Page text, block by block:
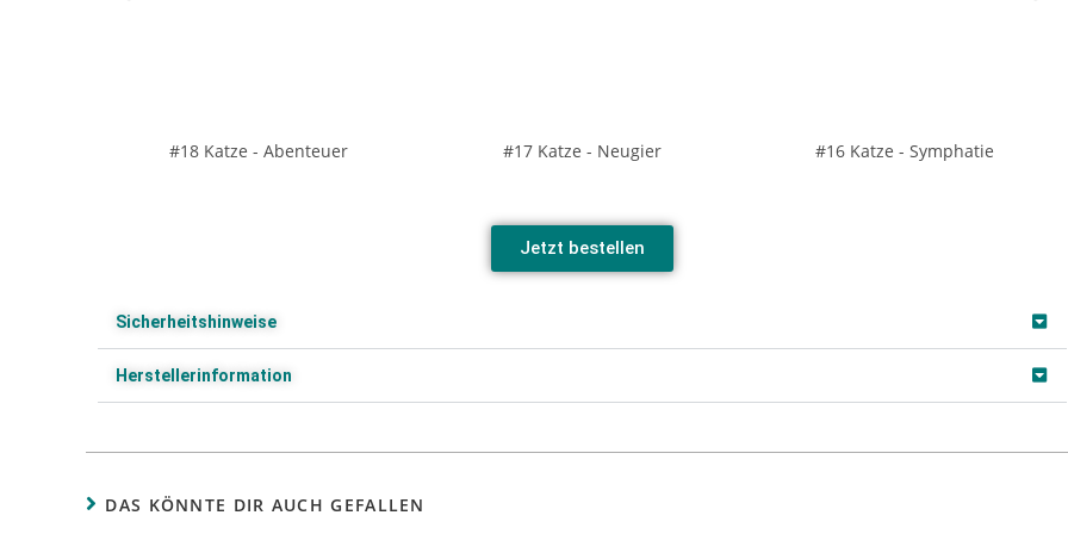
#18 Katze - Abenteuer #17 Katze - Neugier #16 Katze - Symphatie
Jetzt bestellen
Sicherheitshinweise
Herstellerinformation
DAS KÖNNTE DIR AUCH GEFALLEN